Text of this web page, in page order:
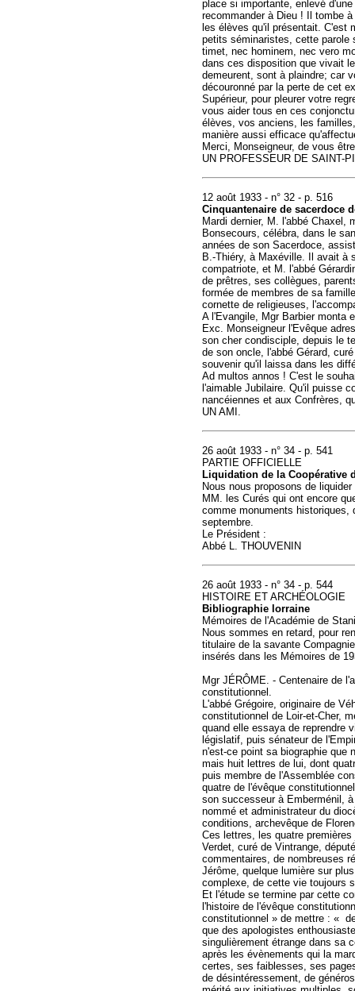
place si importante, enlevé
recommander à Dieu ! Il tombe
les élèves qu'il présentait. C'est
petits séminaristes, cette parole
timet, nec hominem, nec vero
dans ces disposition que vivait
demeurent, sont à plaindre; car
découronné par la perte de cet
Supérieur, pour pleurer votre
vous aider tous en ces
élèves, vos anciens, les
manière aussi efficace
Merci, Monseigneur, de vous
UN PROFESSEUR DE SAINT-
12 août 1933 - n° 32 - p. 516
Cinquantenaire de sacerdoce
Mardi dernier, M. l'abbé Chaxel,
Bonsecours, célébra, dans le
années de son Sacerdoce,
B.-Thiéry, à Maxéville. Il avait à
compatriote, et M. l'abbé
de prêtres, ses collègues,
formée de membres de sa
cornette de religieuses,
A l'Evangile, Mgr Barbier monta
Exc. Monseigneur l'Evêque
son cher condisciple, depuis le
de son oncle, l'abbé Gérard,
souvenir qu'il laissa dans les
Ad multos annos ! C'est le
l'aimable Jubilaire. Qu'il puisse
nancéiennes et aux Confrères,
UN AMI.
26 août 1933 - n° 34 - p. 541
PARTIE OFFICIELLE
Liquidation de la Coopérative
Nous nous proposons de
MM. les Curés qui ont encore
comme monuments historiques,
septembre.
Le Président :
Abbé L. THOUVENIN
26 août 1933 - n° 34 - p. 544
HISTOIRE ET ARCHÉOLOGIE
Bibliographie lorraine
Mémoires de l'Académie de
Nous sommes en retard, pour
titulaire de la savante
insérés dans les Mémoires de
Mgr JÉRÔME. - Centenaire de
constitutionnel.
L'abbé Grégoire, originaire de
constitutionnel de Loir-et-Cher,
quand elle essaya de reprendre
législatif, puis sénateur de
n'est-ce point sa biographie que
mais huit lettres de lui, dont
puis membre de l'Assemblée
quatre de l'évêque
son successeur à Emberménil,
nommé et administrateur du
conditions, archevêque de
Ces lettres, les quatre
Verdet, curé de Vintrange,
commentaires, de nombreuses
Jérôme, quelque lumière sur
complexe, de cette vie toujours
Et l'étude se termine par cette
l'histoire de l'évêque
constitutionnel » de mettre : «
que des apologistes
singulièrement étrange dans sa
après les évènements qui la
certes, ses faiblesses, ses
de désintéressement, de